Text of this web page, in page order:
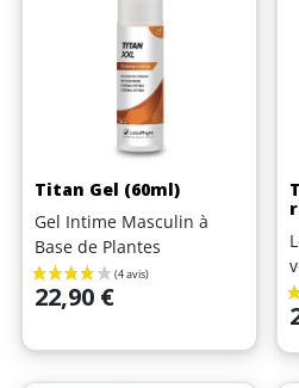
Titan Gel (60ml)
Gel Intime Masculin à
Base de Plantes
Prix
22,90 €